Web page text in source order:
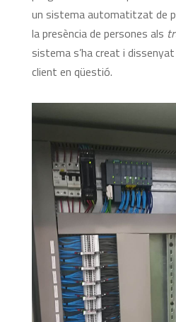
un sistema automatitzat de
la presència de persones als
sistema s’ha creat i
client en qüestió.